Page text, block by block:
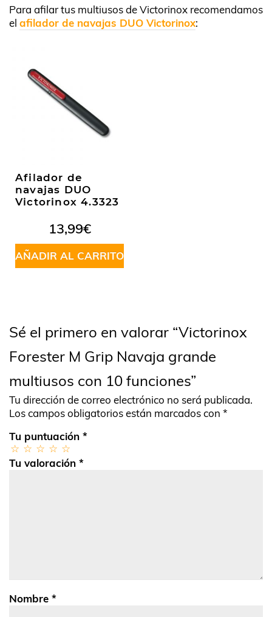
Para afilar tus multiusos de Victorinox recomendamos
el afilador de navajas DUO Victorinox:
Afilador de
navajas DUO
Victorinox 4.3323
13,99€
AÑADIR AL CARRITO
Sé el primero en valorar “Victorinox
Forester M Grip Navaja grande
multiusos con 10 funciones”
Tu dirección de correo electrónico no será publicada.
Los campos obligatorios están marcados con *
Tu puntuación *
Tu valoración *
Nombre *